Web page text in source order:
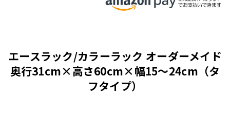
エースラック/カラーラック オーダーメイド
奥行31cm×高さ60cm×幅15～24cm（タ
フタイプ）